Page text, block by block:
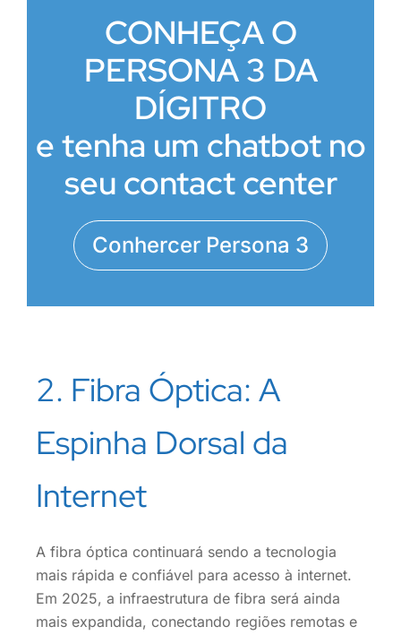
CONHEÇA O
PERSONA 3 DA
DÍGITRO
e tenha um chatbot no
seu contact center
Conhercer Persona 3
2. Fibra Óptica: A
Espinha Dorsal da
Internet
A fibra óptica continuará sendo a tecnologia
mais rápida e confiável para acesso à internet.
Em 2025, a infraestrutura de fibra será ainda
mais expandida, conectando regiões remotas e